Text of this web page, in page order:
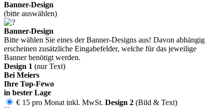
Banner-Design
(bitte auswählen)
Banner-Design
Bitte wählen Sie eines der Banner-Designs aus! Davon abhängig
erscheinen zusätzliche Eingabefelder, welche für das jeweilige
Banner benötigt werden.
Design 1 (nur Text)
Bei Meiers
Ihre Top-Fewo
in bester Lage
€ 15 pro Monat inkl. MwSt. Design 2 (Bild & Text)